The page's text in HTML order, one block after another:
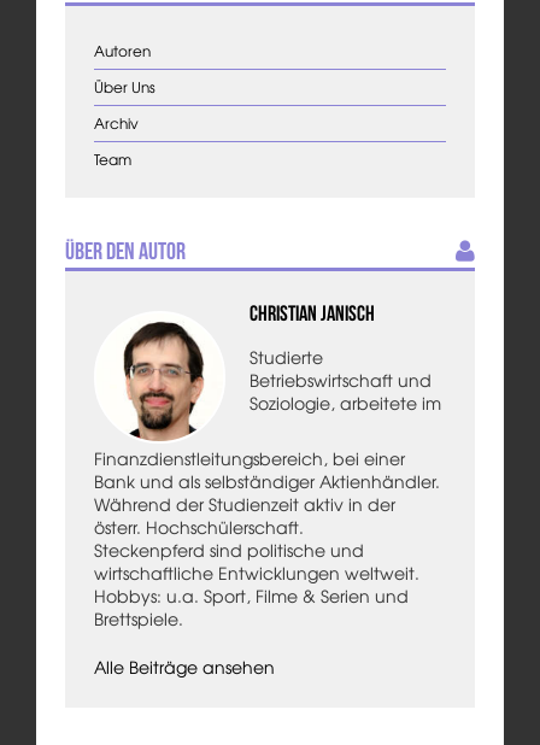
Autoren
Über Uns
Archiv
Team
Über den Autor
Christian Janisch
Studierte
Betriebswirtschaft und
Soziologie, arbeitete im
Finanzdienstleitungsbereich, bei einer
Bank und als selbständiger Aktienhändler.
Während der Studienzeit aktiv in der
österr. Hochschülerschaft.
Steckenpferd sind politische und
wirtschaftliche Entwicklungen weltweit.
Hobbys: u.a. Sport, Filme & Serien und
Brettspiele.
Alle Beiträge ansehen